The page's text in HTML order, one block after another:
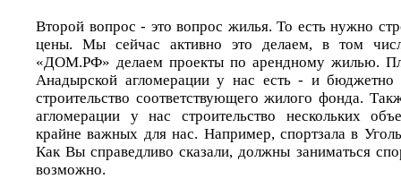
Второй вопрос - это вопрос жилья. То есть нужно
цены. Мы сейчас активно это делаем, в том
«ДОМ.РФ» делаем проекты по арендному жилью.
Анадырской агломерации у нас есть - и
строительство соответствующего жилого фонда.
агломерации у нас строительство нескольких
крайне важных для нас. Например, спортзала в
Как Вы справедливо сказали, должны заниматься
возможно.